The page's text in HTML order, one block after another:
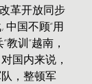
革开放同步
中国不顾“用
训”越南，
国内来说，
，整顿军